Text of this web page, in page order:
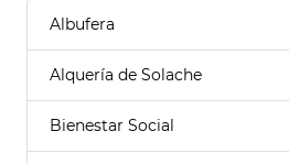
Albufera
Alquería de Solache
Bienestar Social